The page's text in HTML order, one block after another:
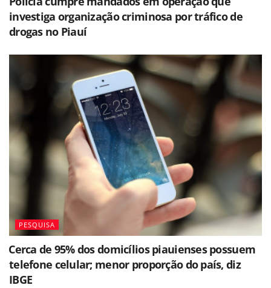
investiga organização criminosa por tráfico de
drogas no Piauí
PESQUISA
⁠Cerca de 95% dos domicílios piauienses possuem
telefone celular; menor proporção do país, diz
IBGE